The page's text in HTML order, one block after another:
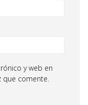
y web en
que comente.